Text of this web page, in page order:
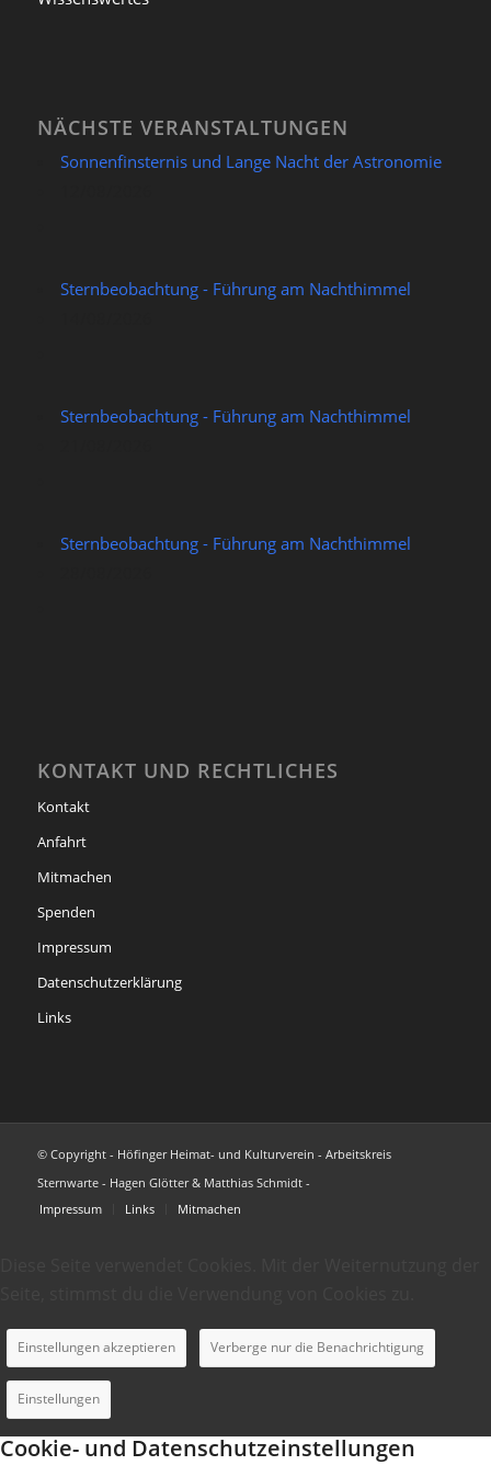
NÄCHSTE VERANSTALTUNGEN
Sonnenfinsternis und Lange Nacht der Astronomie
Sternbeobachtung - Führung am Nachthimmel
Sternbeobachtung - Führung am Nachthimmel
Sternbeobachtung - Führung am Nachthimmel
KONTAKT UND RECHTLICHES
Kontakt
Anfahrt
Mitmachen
Spenden
Impressum
Datenschutzerklärung
Links
© Copyright - Höfinger Heimat- und Kulturverein - Arbeitskreis
Sternwarte - Hagen Glötter & Matthias Schmidt -
Impressum
Links Mitmachen
Einstellungen akzeptieren Verberge nur die Benachrichtigung
Einstellungen
Cookie- und Datenschutzeinstellungen